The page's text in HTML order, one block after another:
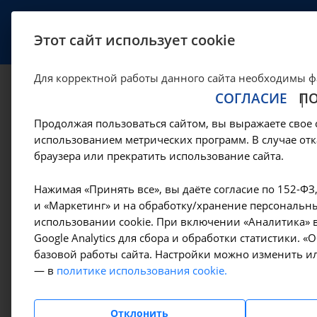
Химико-
Цены в Иркутске — Лабораторные исследования — Химико-
Амбулаторно-
поликлинические услуги
Гемодиализ
Денситометрия
Этот сайт использует cookie
Для корректной работы данного сайта необходимы
СОГЛАСИЕ
Продолжая пользоваться сайтом, вы выражаете
использованием метрических программ. В случае
браузера или прекратить использование сайта.
Нажимая «Принять все», вы даёте согласие по 152-
и «Маркетинг» и на обработку/хранение
использовании cookie. При включении «Аналитика»
Google Analytics для сбора и обработки статистики.
базовой работы сайта. Настройки можно изменить
— в политике использования cookie.
Отклонить